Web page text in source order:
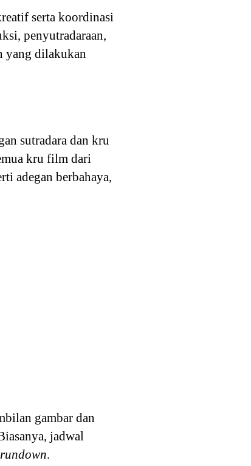
serta koordinasi
penyutradaraan,
yang dilakukan
sutradara dan kru
kru film dari
adegan berbahaya,
gambar dan
jadwal
rundown.